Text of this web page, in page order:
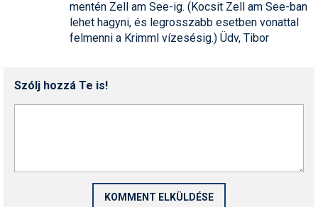
mentén Zell am See-ig. (Kocsit Zell am See-ban
lehet hagyni, és legrosszabb esetben vonattal
felmenni a Krimml vízesésig.) Üdv, Tibor
Szólj hozzá Te is!